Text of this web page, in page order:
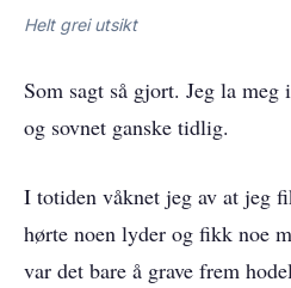
Helt grei utsikt
Som sagt så gjort. Jeg la meg
og sovnet ganske tidlig.
I totiden våknet jeg av at jeg
hørte noen lyder og fikk noe
var det bare å grave frem